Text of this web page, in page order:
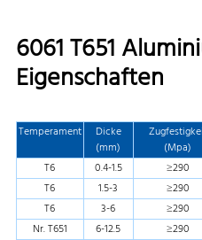
6061 T651
Eigenschaften
Temperament
Dicke
(mm)
(Mpa)
T6 0.4-1.5 ≥290
T6
1.5-3 ≥290
T6
3-6 ≥290
Nr. T651
6-12.5 ≥290